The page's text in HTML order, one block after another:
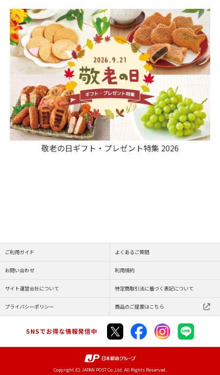
敬老の日ギフト・プレゼント特集 2026
ご利用ガイド よくあるご質問
お問い合わせ 利用規約
サイト運営会社について 特定商取引法に基づく表記について
プライバシーポリシー 商品のご提案はこちら
SNSでお得な情報発信中
Copyright (C) JAPAN POST Co.,Ltd. All Rights Reserved.